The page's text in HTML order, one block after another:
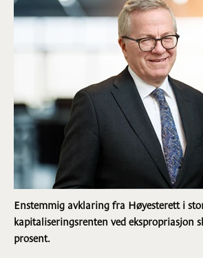
Enstemmig avklaring fra Høyesterett i
kapitaliseringsrenten ved ekspropriasjon
prosent.